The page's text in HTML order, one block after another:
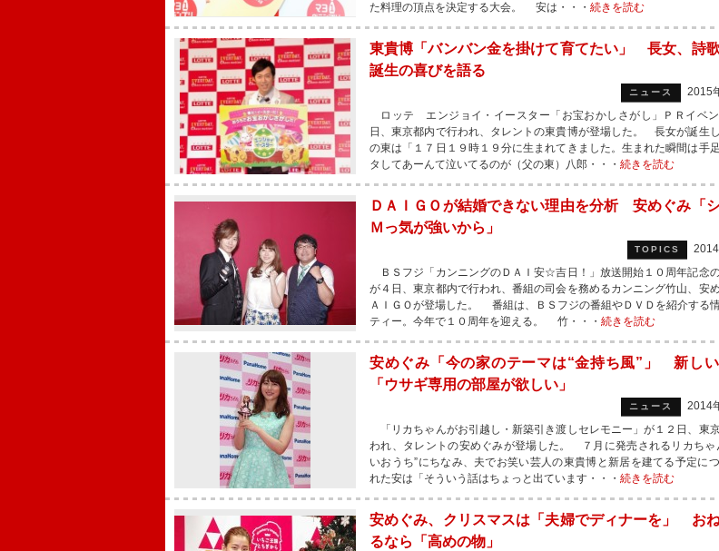
た料理の頂点を決定する大会。 安は・・・ 続きを読む
東貴博「バンバン金を掛けて育てたい」 長女、詩
誕生の喜びを語る
ニュース
2015
ロッテ エンジョイ・イースター「お宝おかしさがし」ＰＲイベン
日、東京都内で行われ、タレントの東貴博が登場した。 長女が誕生
の東は「１７日１９時１９分に生まれてきました。生まれた瞬間は手
タしてあーんて泣いてるのが（父の東）八郎・・・ 続きを読む
ＤＡＩＧＯが結婚できない理由を分析 安めぐみ「
Ｍっ気が強いから」
TOPICS
ＢＳフジ「カンニングのＤＡＩ安☆吉日！」放送開始１０周年記念
が４日、東京都内で行われ、番組の司会を務めるカンニング竹山、安
ＡＩＧＯが登場した。 番組は、ＢＳフジの番組やＤＶＤを紹介する
ティー。今年で１０周年を迎える。 竹・・・ 続きを読む
安めぐみ「今の家のテーマは“金持ち風”」 新し
「ウサギ専用の部屋が欲しい」
ニュース
2014
「リカちゃんがお引越し・新築引き渡しセレモニー」が１２日、東
われ、タレントの安めぐみが登場した。 ７月に発売されるリカちゃ
いおうち”にちなみ、夫でお笑い芸人の東貴博と新居を建てる予定に
れた安は「そういう話はちょっと出ています・・・ 続きを読む
安めぐみ、クリスマスは「夫婦でディナーを」 お
るなら「高めの物」